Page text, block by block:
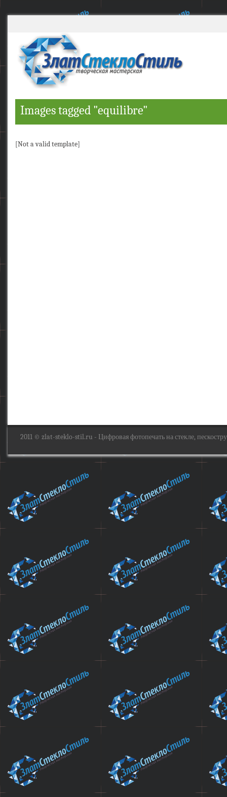
Images tagged "equilibre"
[Not a valid template]
2011 © zlat-steklo-stil.ru - Цифровая фотопечать на стекле,